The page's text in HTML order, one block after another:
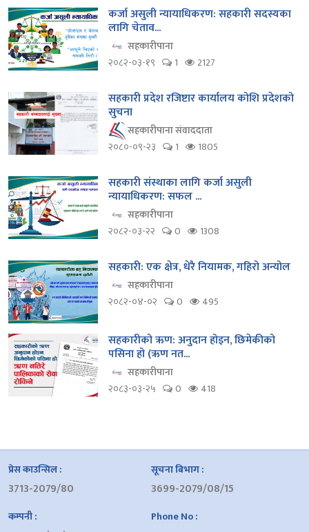
कर्जा असुली न्यायाधिकरण: सहकारी सदस्यका
लागि चेताव...
सहकारीपाना
२०८२-०३-१९
1 2127
सहकारी प्रदेश रजिष्टार कार्यालय कोशि प्रदेशको
सुचना
सहकारीपाना संवाददाता
२०८०-०९-२३
1 1805
सहकारी संस्थाका लागि कर्जा असुली
न्यायाधिकरण: सफल ...
सहकारीपाना
२०८२-०३-२२
0 1308
सहकारी: एक क्षेत्र, धेरै नियामक, गहिरो अन्योल
सहकारीपाना
२०८२-०४-०२
0 495
सहकारीको ऋण: अनुदान होइन, छिमेकीको
पसिना हो (ऋण नत...
सहकारीपाना
२०८३-०३-२५
0 418
प्रेस काउन्सिल :
3713-2079/80
सूचना बिभाग :
3699-2079/08/15
कम्पनी : Phone No :